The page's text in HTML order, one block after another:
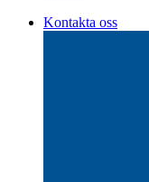
Kontakta oss